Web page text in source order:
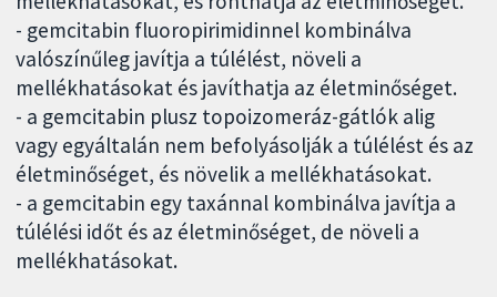
- gemcitabin fluoropirimidinnel kombinálva
valószínűleg javítja a túlélést, növeli a
mellékhatásokat és javíthatja az életminőséget.
- a gemcitabin plusz topoizomeráz-gátlók alig
vagy egyáltalán nem befolyásolják a túlélést és az
életminőséget, és növelik a mellékhatásokat.
- a gemcitabin egy taxánnal kombinálva javítja a
túlélési időt és az életminőséget, de növeli a
mellékhatásokat.